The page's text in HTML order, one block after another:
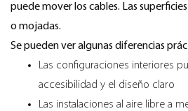
puede mover los cables. Las
o mojadas.
Se pueden ver algunas diferencias
Las configuraciones interiores
accesibilidad y el diseño claro
Las instalaciones al aire libre a